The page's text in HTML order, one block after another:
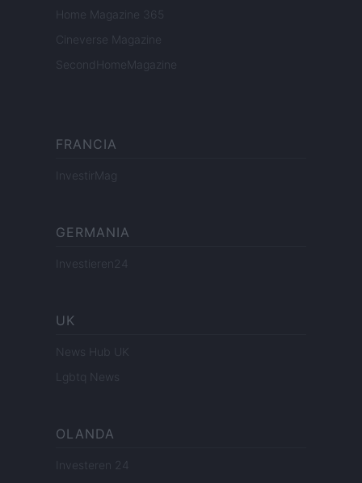
Home Magazine 365
Cineverse Magazine
SecondHomeMagazine
FRANCIA
InvestirMag
GERMANIA
Investieren24
UK
News Hub UK
Lgbtq News
OLANDA
Investeren 24